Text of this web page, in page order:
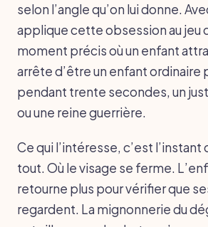
selon l’angle qu’on lui donne.
applique cette obsession au jeu
moment précis où un enfant
arrête d’être un enfant ordinaire
pendant trente secondes, un
ou une reine guerrière.
Ce qui l’intéresse, c’est l’instant
tout. Où le visage se ferme.
retourne plus pour vérifier que
regardent. La mignonnerie du